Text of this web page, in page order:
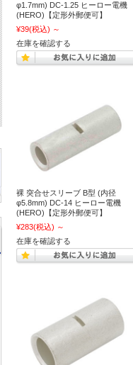
φ1.7mm) DC-1.25 ヒーロー電機
(HERO)【定形外郵便可】
¥39(税込) ～
在庫を確認する
裸 突合せスリーブ B型 (内径
φ5.8mm) DC-14 ヒーロー電機
(HERO)【定形外郵便可】
¥283(税込) ～
在庫を確認する